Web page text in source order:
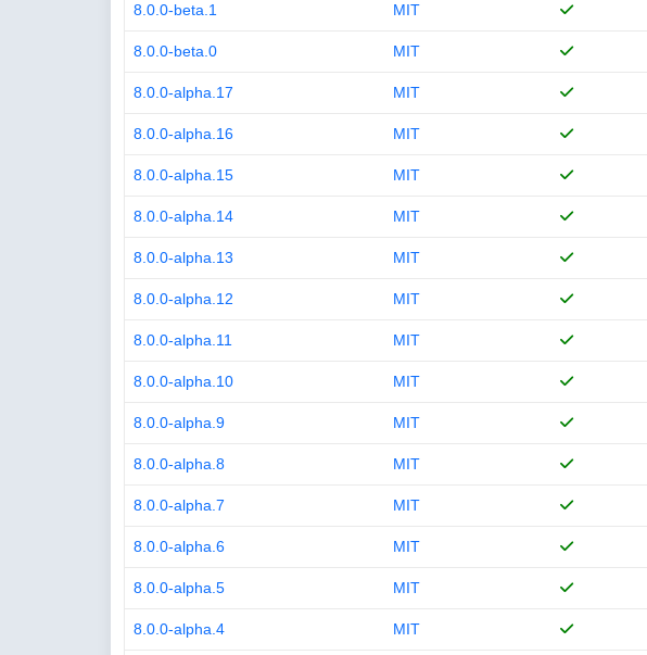
8.0.0-beta.1 MIT
8.0.0-beta.0 MIT
8.0.0-alpha.17 MIT
8.0.0-alpha.16 MIT
8.0.0-alpha.15 MIT
8.0.0-alpha.14 MIT
8.0.0-alpha.13 MIT
8.0.0-alpha.12 MIT
8.0.0-alpha.11 MIT
8.0.0-alpha.10 MIT
8.0.0-alpha.9 MIT
8.0.0-alpha.8 MIT
8.0.0-alpha.7 MIT
8.0.0-alpha.6 MIT
8.0.0-alpha.5 MIT
8.0.0-alpha.4 MIT